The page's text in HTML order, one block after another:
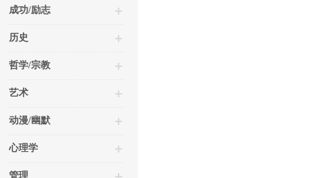
成功/励志
历史
哲学/宗教
艺术
动漫/幽默
心理学
管理